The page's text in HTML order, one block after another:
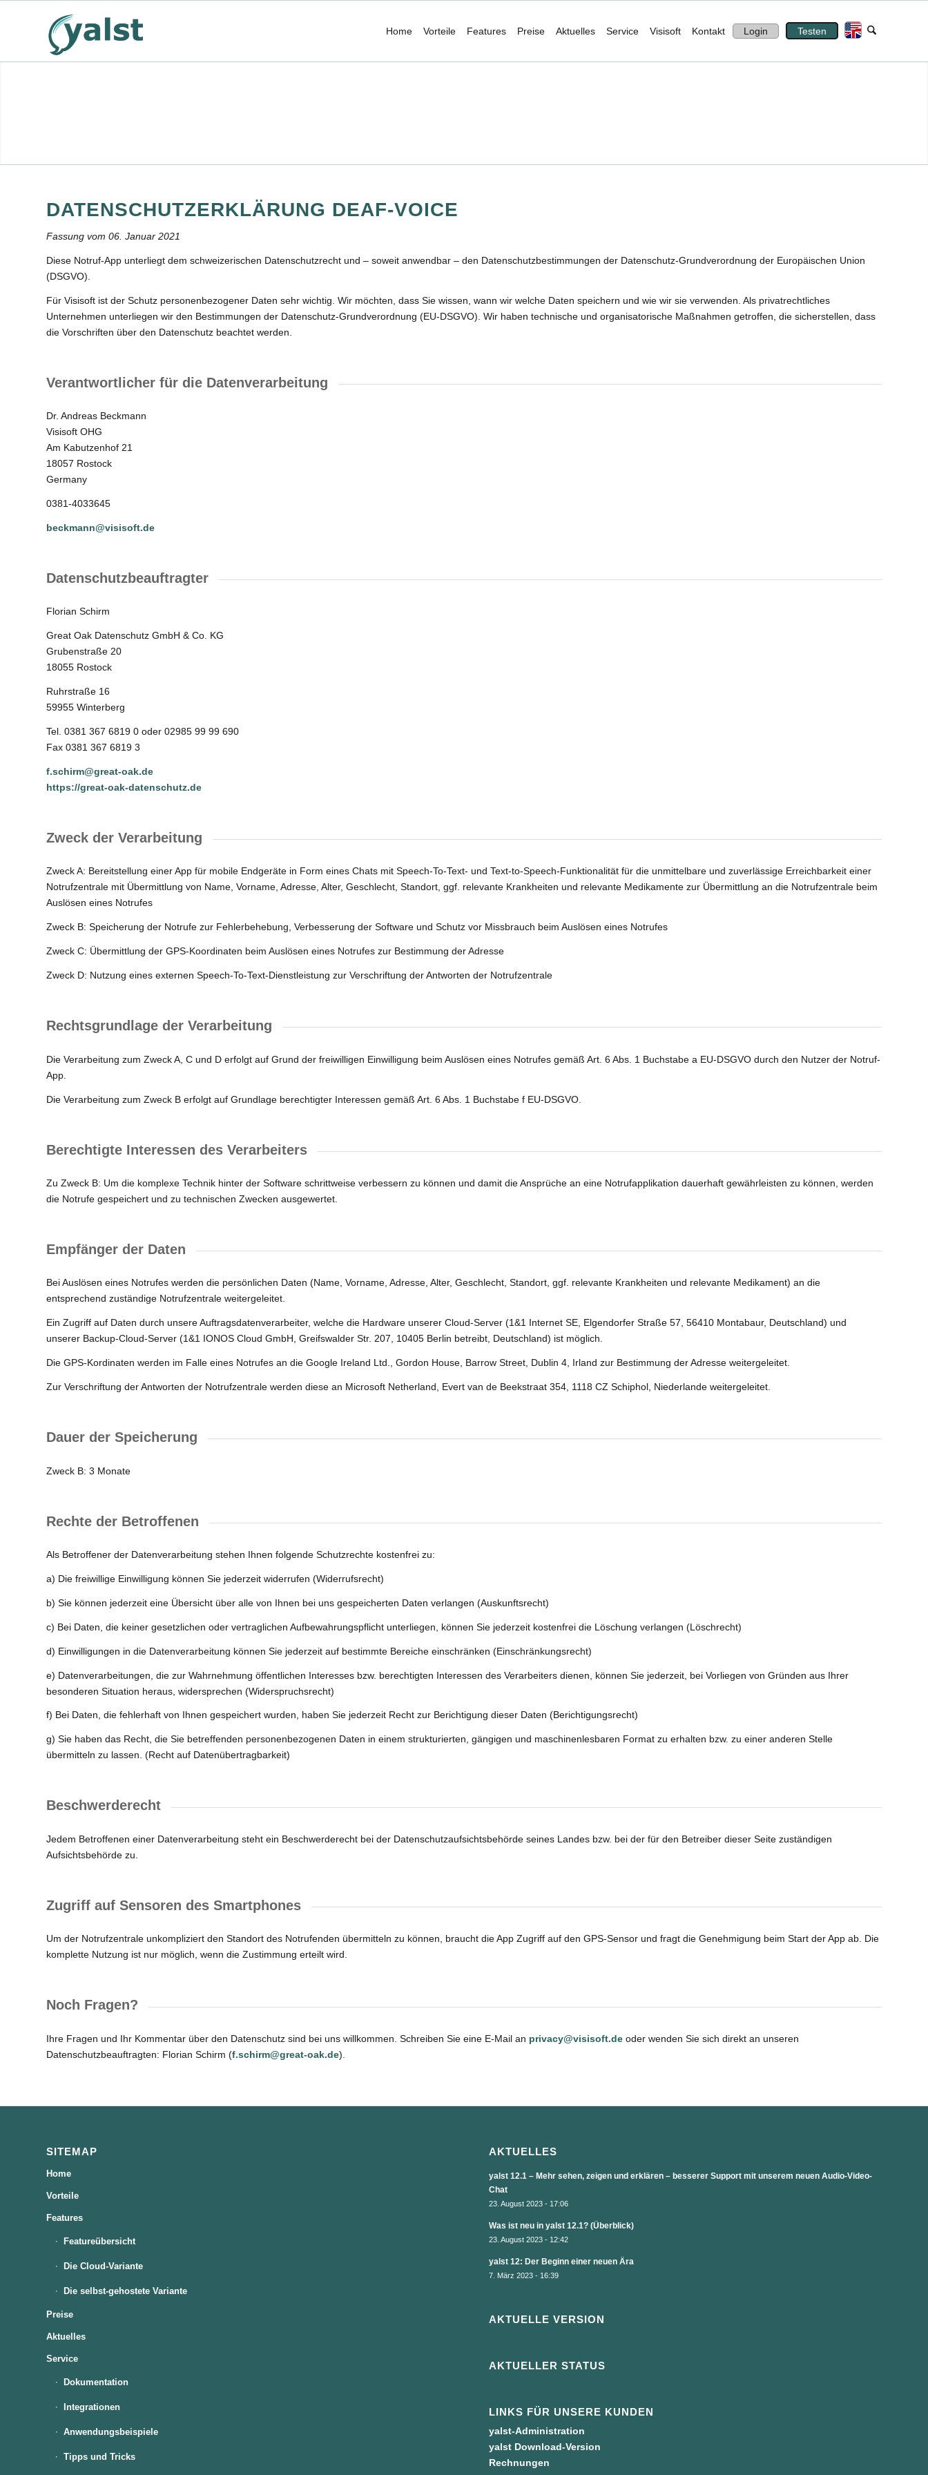
Home Vorteile Features Preise Aktuelles Service Visisoft Kontakt Login Testen
DATENSCHUTZERKLÄRUNG DEAF-VOICE
Fassung vom 06. Januar 2021
Diese Notruf-App unterliegt dem schweizerischen Datenschutzrecht und – soweit anwendbar – den Datenschutzbestimmungen der Datenschutz-Grundverordnung der Europäischen Union
(DSGVO).
Für Visisoft ist der Schutz personenbezogener Daten sehr wichtig. Wir möchten, dass Sie wissen, wann wir welche Daten speichern und wie wir sie verwenden. Als privatrechtliches
Unternehmen unterliegen wir den Bestimmungen der Datenschutz-Grundverordnung (EU-DSGVO). Wir haben technische und organisatorische Maßnahmen getroffen, die sicherstellen, dass
die Vorschriften über den Datenschutz beachtet werden.
Verantwortlicher für die Datenverarbeitung
Dr. Andreas Beckmann
Visisoft OHG
Am Kabutzenhof 21
18057 Rostock
Germany
0381-4033645
beckmann@visisoft.de
Datenschutzbeauftragter
Florian Schirm
Great Oak Datenschutz GmbH & Co. KG
Grubenstraße 20
18055 Rostock
Ruhrstraße 16
59955 Winterberg
Tel. 0381 367 6819 0 oder 02985 99 99 690
Fax 0381 367 6819 3
f.schirm@great-oak.de
https://great-oak-datenschutz.de
Zweck der Verarbeitung
Zweck A: Bereitstellung einer App für mobile Endgeräte in Form eines Chats mit Speech-To-Text- und Text-to-Speech-Funktionalität für die unmittelbare und zuverlässige Erreichbarkeit einer
Notrufzentrale mit Übermittlung von Name, Vorname, Adresse, Alter, Geschlecht, Standort, ggf. relevante Krankheiten und relevante Medikamente zur Übermittlung an die Notrufzentrale beim
Auslösen eines Notrufes
Zweck B: Speicherung der Notrufe zur Fehlerbehebung, Verbesserung der Software und Schutz vor Missbrauch beim Auslösen eines Notrufes
Zweck C: Übermittlung der GPS-Koordinaten beim Auslösen eines Notrufes zur Bestimmung der Adresse
Zweck D: Nutzung eines externen Speech-To-Text-Dienstleistung zur Verschriftung der Antworten der Notrufzentrale
Rechtsgrundlage der Verarbeitung
Die Verarbeitung zum Zweck A, C und D erfolgt auf Grund der freiwilligen Einwilligung beim Auslösen eines Notrufes gemäß Art. 6 Abs. 1 Buchstabe a EU-DSGVO durch den Nutzer der Notruf-
App.
Die Verarbeitung zum Zweck B erfolgt auf Grundlage berechtigter Interessen gemäß Art. 6 Abs. 1 Buchstabe f EU-DSGVO.
Berechtigte Interessen des Verarbeiters
Zu Zweck B: Um die komplexe Technik hinter der Software schrittweise verbessern zu können und damit die Ansprüche an eine Notrufapplikation dauerhaft gewährleisten zu können, werden
die Notrufe gespeichert und zu technischen Zwecken ausgewertet.
Empfänger der Daten
Bei Auslösen eines Notrufes werden die persönlichen Daten (Name, Vorname, Adresse, Alter, Geschlecht, Standort, ggf. relevante Krankheiten und relevante Medikament) an die
entsprechend zuständige Notrufzentrale weitergeleitet.
Ein Zugriff auf Daten durch unsere Auftragsdatenverarbeiter, welche die Hardware unserer Cloud-Server (1&1 Internet SE, Elgendorfer Straße 57, 56410 Montabaur, Deutschland) und
unserer Backup-Cloud-Server (1&1 IONOS Cloud GmbH, Greifswalder Str. 207, 10405 Berlin betreibt, Deutschland) ist möglich.
Die GPS-Kordinaten werden im Falle eines Notrufes an die Google Ireland Ltd., Gordon House, Barrow Street, Dublin 4, Irland zur Bestimmung der Adresse weitergeleitet.
Zur Verschriftung der Antworten der Notrufzentrale werden diese an Microsoft Netherland, Evert van de Beekstraat 354, 1118 CZ Schiphol, Niederlande weitergeleitet.
Dauer der Speicherung
Zweck B: 3 Monate
Rechte der Betroffenen
Als Betroffener der Datenverarbeitung stehen Ihnen folgende Schutzrechte kostenfrei zu:
a) Die freiwillige Einwilligung können Sie jederzeit widerrufen (Widerrufsrecht)
b) Sie können jederzeit eine Übersicht über alle von Ihnen bei uns gespeicherten Daten verlangen (Auskunftsrecht)
c) Bei Daten, die keiner gesetzlichen oder vertraglichen Aufbewahrungspflicht unterliegen, können Sie jederzeit kostenfrei die Löschung verlangen (Löschrecht)
d) Einwilligungen in die Datenverarbeitung können Sie jederzeit auf bestimmte Bereiche einschränken (Einschränkungsrecht)
e) Datenverarbeitungen, die zur Wahrnehmung öffentlichen Interesses bzw. berechtigten Interessen des Verarbeiters dienen, können Sie jederzeit, bei Vorliegen von Gründen aus Ihrer
besonderen Situation heraus, widersprechen (Widerspruchsrecht)
f) Bei Daten, die fehlerhaft von Ihnen gespeichert wurden, haben Sie jederzeit Recht zur Berichtigung dieser Daten (Berichtigungsrecht)
g) Sie haben das Recht, die Sie betreffenden personenbezogenen Daten in einem strukturierten, gängigen und maschinenlesbaren Format zu erhalten bzw. zu einer anderen Stelle
übermitteln zu lassen. (Recht auf Datenübertragbarkeit)
Beschwerderecht
Jedem Betroffenen einer Datenverarbeitung steht ein Beschwerderecht bei der Datenschutzaufsichtsbehörde seines Landes bzw. bei der für den Betreiber dieser Seite zuständigen
Aufsichtsbehörde zu.
Zugriff auf Sensoren des Smartphones
Um der Notrufzentrale unkompliziert den Standort des Notrufenden übermitteln zu können, braucht die App Zugriff auf den GPS-Sensor und fragt die Genehmigung beim Start der App ab. Die
komplette Nutzung ist nur möglich, wenn die Zustimmung erteilt wird.
Noch Fragen?
Ihre Fragen und Ihr Kommentar über den Datenschutz sind bei uns willkommen. Schreiben Sie eine E-Mail an privacy@visisoft.de oder wenden Sie sich direkt an unseren
Datenschutzbeauftragten: Florian Schirm (f.schirm@great-oak.de).
SITEMAP
Home
Vorteile
Features
Featureübersicht
Die Cloud-Variante
Die selbst-gehostete Variante
Preise
Aktuelles
Service
Dokumentation
Integrationen
Anwendungsbeispiele
Tipps und Tricks
AKTUELLES
yalst 12.1 – Mehr sehen, zeigen und erklären – besserer Support mit unserem neuen Audio-Video-
Chat
23. August 2023 - 17:06
Was ist neu in yalst 12.1? (Überblick)
23. August 2023 - 12:42
yalst 12: Der Beginn einer neuen Ära
7. März 2023 - 16:39
AKTUELLE VERSION
AKTUELLER STATUS
LINKS FÜR UNSERE KUNDEN
yalst-Administration
yalst Download-Version
Rechnungen